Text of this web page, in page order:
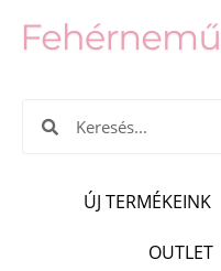
ÚJ TERMÉKEINK
OUTLET